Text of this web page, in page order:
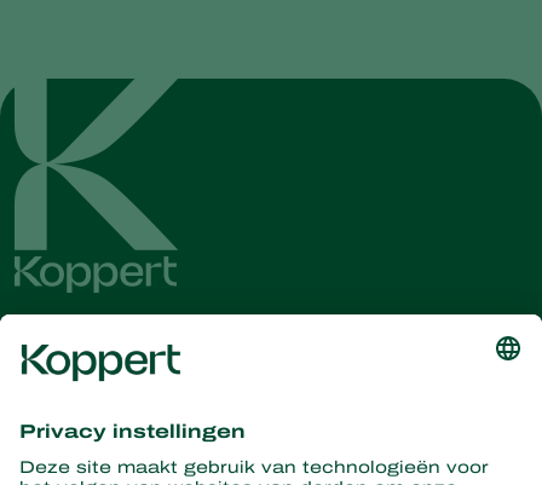
compatibiliteit van pesticiden met nuttige organismen
controleren in onze Side Effects App.
Ontvang het laatste nieuws en
informatie
Hier aanmelden